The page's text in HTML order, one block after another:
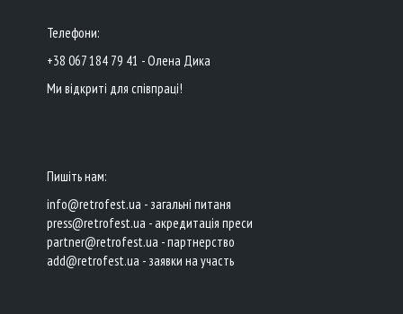
Телефони:
+38 067 184 79 41 - Олена Дика
Ми відкриті для співпраці!
Пишіть нам:
info@retrofest.ua - загальні питаня
press@retrofest.ua - акредитація преси
partner@retrofest.ua - партнерство
add@retrofest.ua - заявки на участь